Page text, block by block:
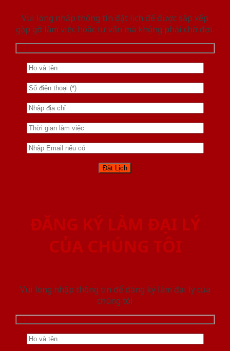
Vui lòng nhập thông tin đặt lịch để được sắp xếp
gặp gỡ làm việc hoăc tư vấn mà không phải chờ đợi.
ĐĂNG KÝ LÀM ĐẠI LÝ
CỦA CHÚNG TÔI
Vui lòng nhập thông tin để đăng ký làm đại lý của
chúng tôi